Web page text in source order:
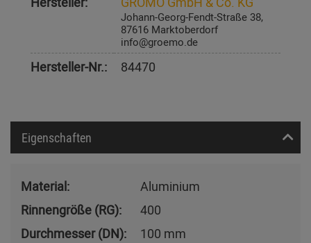
Johann-Georg-Fendt-Straße 38,
87616 Marktoberdorf
info@groemo.de
Hersteller-Nr.: 84470
Eigenschaften
Material:
Aluminium
Rinnengröße (RG):
400
Durchmesser (DN):
100 mm